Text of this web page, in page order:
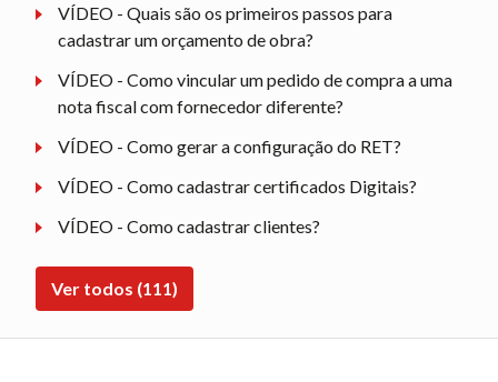
VÍDEO - Quais são os primeiros passos para
cadastrar um orçamento de obra?
VÍDEO - Como vincular um pedido de compra a uma
nota fiscal com fornecedor diferente?
VÍDEO - Como gerar a configuração do RET?
VÍDEO - Como cadastrar certificados Digitais?
VÍDEO - Como cadastrar clientes?
Ver todos (111)